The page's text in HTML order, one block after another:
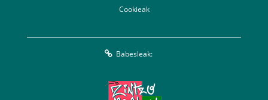
Cookieak
Babesleak: